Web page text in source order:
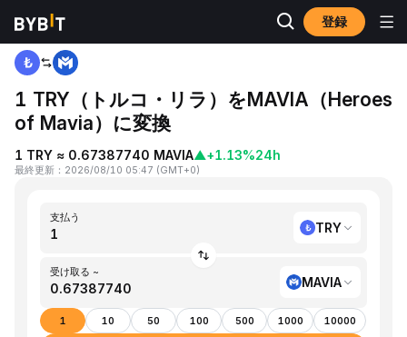
登録
ホーム TRY to MAVIA
1 TRY（トルコ・リラ）をMAVIA（Heroes
of Mavia）に変換
1 TRY ≈ 0.67387740 MAVIA▲+1.13%24h
最終更新 ： 2026/08/10 05:47 (GMT+0)
支払う
TRY
受け取る ~
MAVIA
1 10 50 100 500 1000 10000